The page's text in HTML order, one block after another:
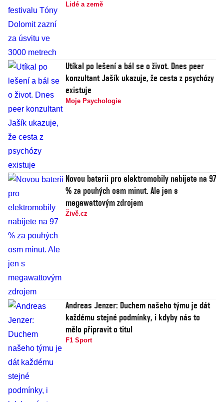
Lidé a země
Utíkal po lešení a bál se o život. Dnes peer
konzultant Jašík ukazuje, že cesta z psychózy
existuje
Moje Psychologie
Novou baterii pro elektromobily nabijete na 97
% za pouhých osm minut. Ale jen s
megawattovým zdrojem
Živě.cz
Andreas Jenzer: Duchem našeho týmu je dát
každému stejné podmínky, i kdyby nás to
mělo připravit o titul
F1 Sport